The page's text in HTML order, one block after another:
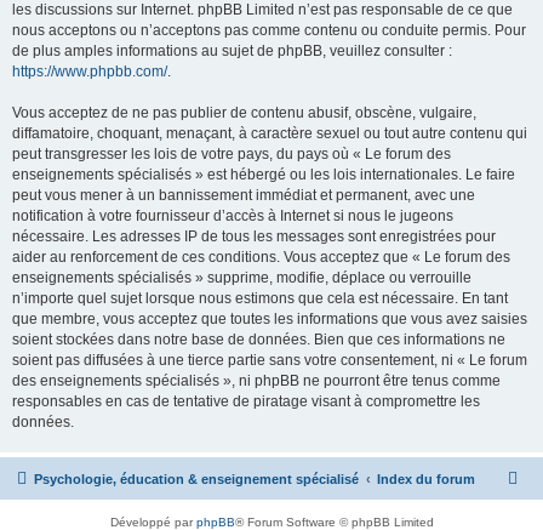
les discussions sur Internet. phpBB Limited n’est pas responsable de ce que
nous acceptons ou n’acceptons pas comme contenu ou conduite permis. Pour
de plus amples informations au sujet de phpBB, veuillez consulter :
https://www.phpbb.com/.
Vous acceptez de ne pas publier de contenu abusif, obscène, vulgaire,
diffamatoire, choquant, menaçant, à caractère sexuel ou tout autre contenu qui
peut transgresser les lois de votre pays, du pays où « Le forum des
enseignements spécialisés » est hébergé ou les lois internationales. Le faire
peut vous mener à un bannissement immédiat et permanent, avec une
notification à votre fournisseur d’accès à Internet si nous le jugeons
nécessaire. Les adresses IP de tous les messages sont enregistrées pour
aider au renforcement de ces conditions. Vous acceptez que « Le forum des
enseignements spécialisés » supprime, modifie, déplace ou verrouille
n’importe quel sujet lorsque nous estimons que cela est nécessaire. En tant
que membre, vous acceptez que toutes les informations que vous avez saisies
soient stockées dans notre base de données. Bien que ces informations ne
soient pas diffusées à une tierce partie sans votre consentement, ni « Le forum
des enseignements spécialisés », ni phpBB ne pourront être tenus comme
responsables en cas de tentative de piratage visant à compromettre les
données.
Psychologie, éducation & enseignement spécialisé Index du forum
Développé parphpBB® Forum Software © phpBB Limited